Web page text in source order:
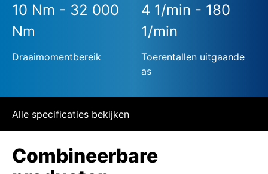
10 Nm - 32 000
Nm
Draaimomentbereik
4 1/min - 180
1/min
Toerentallen uitgaande
as
Alle specificaties bekijken
Combineerbare